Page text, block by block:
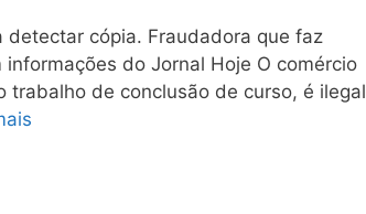
cópia. Fraudadora que faz
do Jornal Hoje O comércio
trabalho de conclusão de curso, é ilegal